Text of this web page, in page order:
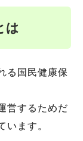
は
る国民健康保
営するためだ
ます。